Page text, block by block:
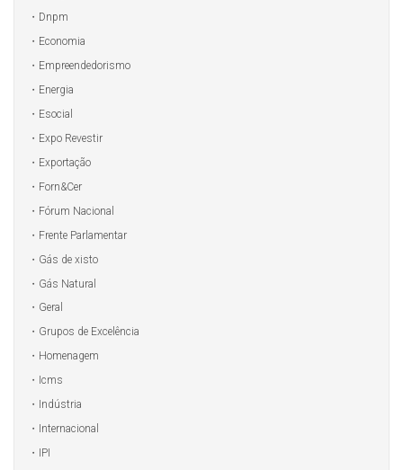
Dnpm
Economia
Empreendedorismo
Energia
Esocial
Expo Revestir
Exportação
Forn&Cer
Fórum Nacional
Frente Parlamentar
Gás de xisto
Gás Natural
Geral
Grupos de Excelência
Homenagem
Icms
Indústria
Internacional
IPI